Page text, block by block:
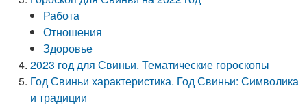
Работа
Отношения
Здоровье
2023 год для Свиньи. Тематические гороскопы
Год Свиньи характеристика. Год Свиньи: Символика
и традиции